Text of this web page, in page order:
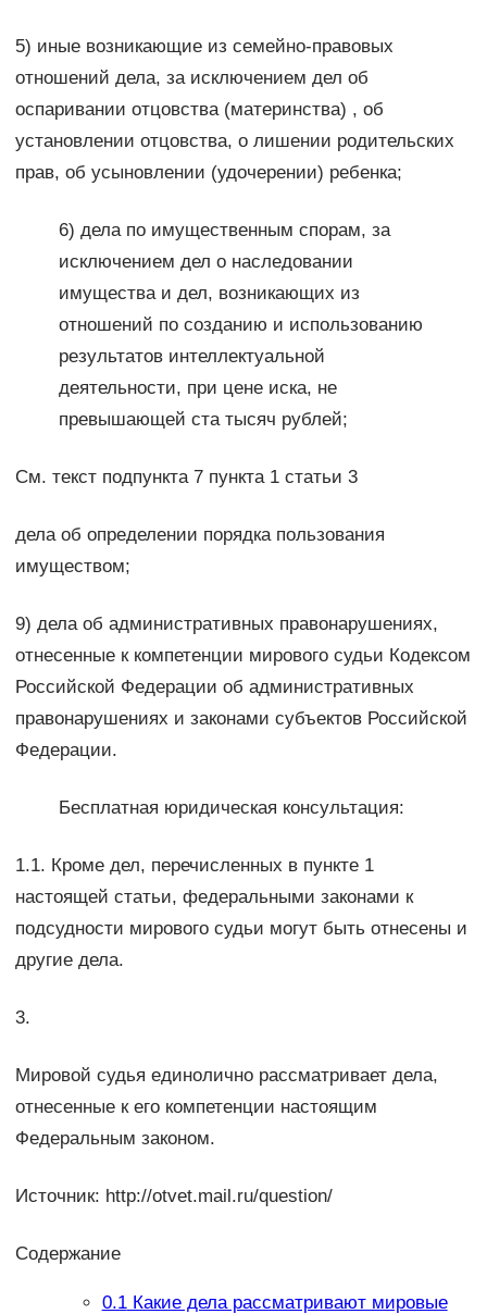
5) иные возникающие из семейно-правовых
отношений дела, за исключением дел об
оспаривании отцовства (материнства) , об
установлении отцовства, о лишении родительских
прав, об усыновлении (удочерении) ребенка;
6) дела по имущественным спорам, за
исключением дел о наследовании
имущества и дел, возникающих из
отношений по созданию и использованию
результатов интеллектуальной
деятельности, при цене иска, не
превышающей ста тысяч рублей;
См. текст подпункта 7 пункта 1 статьи 3
дела об определении порядка пользования
имуществом;
9) дела об административных правонарушениях,
отнесенные к компетенции мирового судьи Кодексом
Российской Федерации об административных
правонарушениях и законами субъектов Российской
Федерации.
Бесплатная юридическая консультация:
1.1. Кроме дел, перечисленных в пункте 1
настоящей статьи, федеральными законами к
подсудности мирового судьи могут быть отнесены и
другие дела.
3.
Мировой судья единолично рассматривает дела,
отнесенные к его компетенции настоящим
Федеральным законом.
Источник: http://otvet.mail.ru/question/
Содержание
0.1Какие дела рассматривают мировые